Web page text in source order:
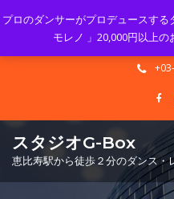
Mon -
スタジオG-Box
恵比寿駅から徒歩２分のダンス・
プロのダンサーがプロデュースす
モレノ 」20,000円以上の